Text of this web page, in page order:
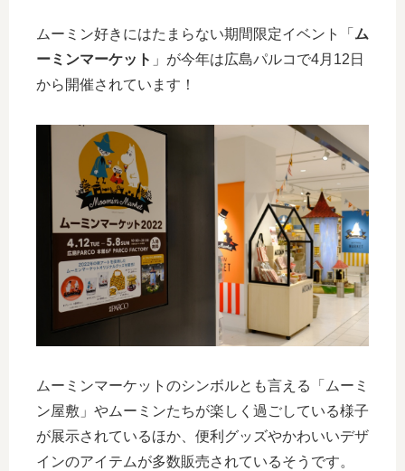
ムーミン好きにはたまらない期間限定イベント「 ム
ーミンマーケット 」が今年は広島パルコで4月12日
から開催されています！
ムーミンマーケットのシンボルとも言える「ムーミ
ン屋敷」やムーミンたちが楽しく過ごしている様子
が展示されているほか、便利グッズやかわいいデザ
インのアイテムが多数販売されているそうです。